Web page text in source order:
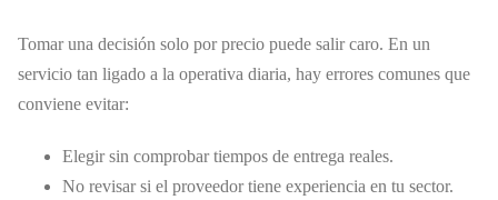
Tomar una decisión solo por precio puede salir caro. En un
servicio tan ligado a la operativa diaria, hay errores comunes que
conviene evitar:
Elegir sin comprobar tiempos de entrega reales.
No revisar si el proveedor tiene experiencia en tu sector.